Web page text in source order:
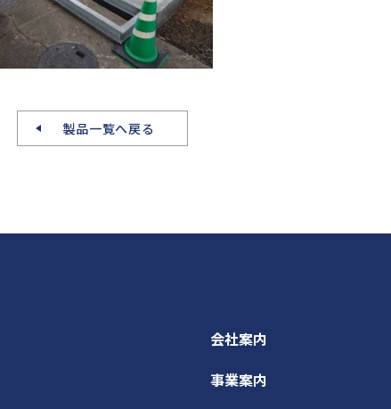
製品一覧へ戻る
会社案内
事業案内